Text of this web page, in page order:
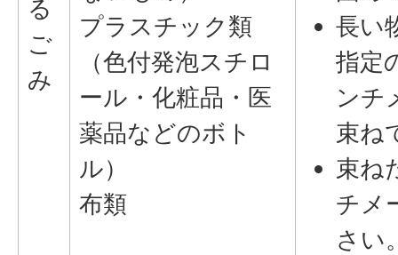
る
ご
み
プラスチック類
（色付発泡スチロ
ール・化粧品・医
薬品などのボト
ル）
布類
長い
指定
ンチ
束ね
束ね
チメ
さい